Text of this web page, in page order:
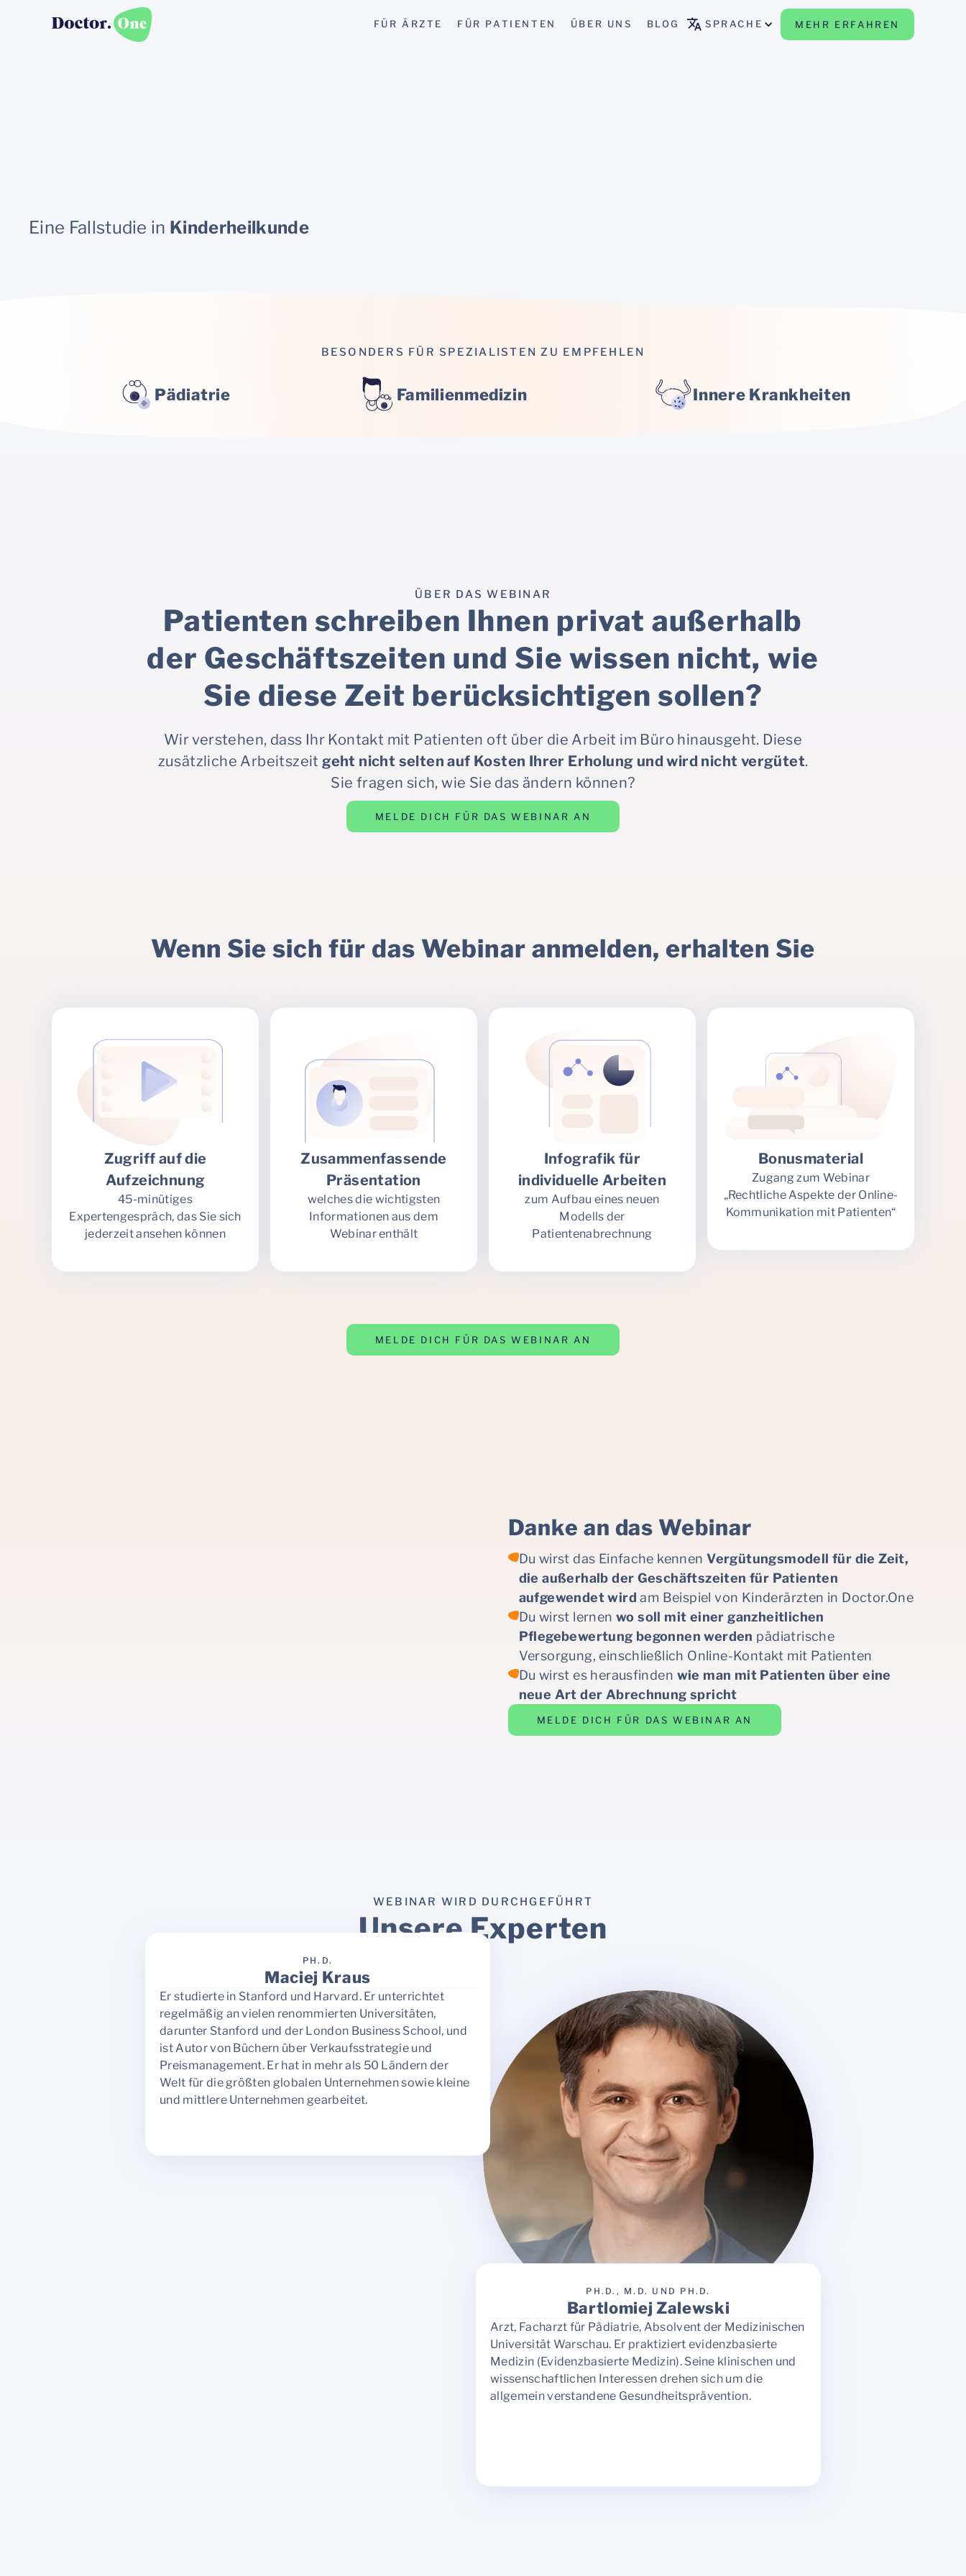
FÜR ÄRZTE FÜR PATIENTEN ÜBER UNS BLOG SPRACHE MEHR ERFAHREN
Eine Fallstudie in Kinderheilkunde
BESONDERS FÜR SPEZIALISTEN ZU EMPFEHLEN
Pädiatrie Familienmedizin Innere Krankheiten
ÜBER DAS WEBINAR
Patienten schreiben Ihnen privat außerhalb
der Geschäftszeiten und Sie wissen nicht, wie
Sie diese Zeit berücksichtigen sollen?
Wir verstehen, dass Ihr Kontakt mit Patienten oft über die Arbeit im Büro hinausgeht. Diese
zusätzliche Arbeitszeit geht nicht selten auf Kosten Ihrer Erholung und wird nicht vergütet.
Sie fragen sich, wie Sie das ändern können?
MELDE DICH FÜR DAS WEBINAR AN
Wenn Sie sich für das Webinar anmelden, erhalten Sie
Zugriff auf die
Aufzeichnung
45-minütiges
Expertengespräch, das Sie sich
jederzeit ansehen können
Zusammenfassende
Präsentation
welches die wichtigsten
Informationen aus dem
Webinar enthält
Infografik für
individuelle Arbeiten
zum Aufbau eines neuen
Modells der
Patientenabrechnung
Bonusmaterial
Zugang zum Webinar
„Rechtliche Aspekte der Online-
Kommunikation mit Patienten“
MELDE DICH FÜR DAS WEBINAR AN
Danke an das Webinar
Du wirst das Einfache kennenVergütungsmodell für die Zeit,
die außerhalb der Geschäftszeiten für Patienten
aufgewendet wird am Beispiel von Kinderärzten in Doctor.One
Du wirst lernen wo soll mit einer ganzheitlichen
Pflegebewertung begonnen werden pädiatrische
Versorgung, einschließlich Online-Kontakt mit Patienten
Du wirst es herausfinden wie man mit Patienten über eine
neue Art der Abrechnung spricht
MELDE DICH FÜR DAS WEBINAR AN
WEBINAR WIRD DURCHGEFÜHRT
Unsere Experten
PH.D.
Maciej Kraus
Er studierte in Stanford und Harvard. Er unterrichtet
regelmäßig an vielen renommierten Universitäten,
darunter Stanford und der London Business School, und
ist Autor von Büchern über Verkaufsstrategie und
Preismanagement. Er hat in mehr als 50 Ländern der
Welt für die größten globalen Unternehmen sowie kleine
und mittlere Unternehmen gearbeitet.
PH.D., M.D. UND PH.D.
Bartlomiej Zalewski
Arzt, Facharzt für Pädiatrie, Absolvent der Medizinischen
Universität Warschau. Er praktiziert evidenzbasierte
Medizin (Evidenzbasierte Medizin). Seine klinischen und
wissenschaftlichen Interessen drehen sich um die
allgemein verstandene Gesundheitsprävention.